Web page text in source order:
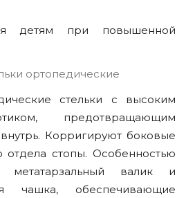
детям при повышенной
ортопедические
стельки с высоким
предотвращающим
Корригируют боковые
отдела стопы. Особенностью
метатарзальный валик и
чашка, обеспечивающие